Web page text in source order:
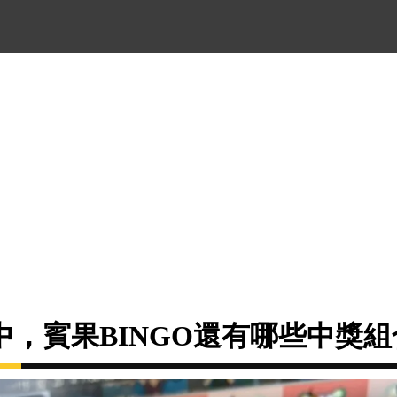
，賓果BINGO還有哪些中獎